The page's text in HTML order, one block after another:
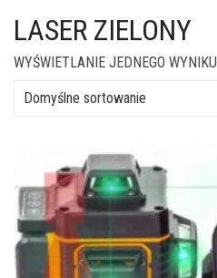
LASER ZIELONY
WYŚWIETLANIE JEDNEGO WYNIKU
Domyślne sortowanie